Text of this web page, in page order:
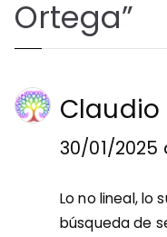
Ortega”
Claudio
30/01/2025
Lo no lineal, lo
búsqueda de